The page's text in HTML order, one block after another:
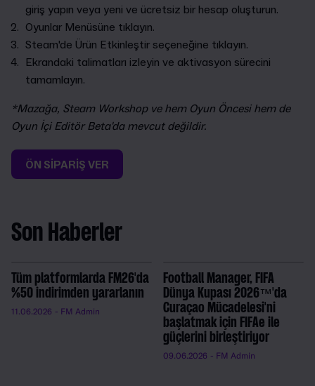
giriş yapın veya yeni ve ücretsiz bir hesap oluşturun.
Oyunlar Menüsüne tıklayın.
Steam'de Ürün Etkinleştir seçeneğine tıklayın.
Ekrandaki talimatları izleyin ve aktivasyon sürecini
tamamlayın.
*Mazağa, Steam Workshop ve hem Oyun Öncesi hem de
Oyun İçi Editör Beta'da mevcut değildir.
ÖN SİPARİŞ VER
Son Haberler
Tüm platformlarda FM26'da
%50 indirimden yararlanın
11.06.2026 - FM Admin
Football Manager, FIFA
Dünya Kupası 2026™'da
Curaçao Mücadelesi'ni
başlatmak için FIFAe ile
güçlerini birleştiriyor
09.06.2026 - FM Admin